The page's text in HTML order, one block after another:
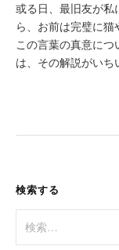
或る日、最旧友が私
ら、お前は完璧に猫
この言葉の真意に
は、その解説がい
検索する
索